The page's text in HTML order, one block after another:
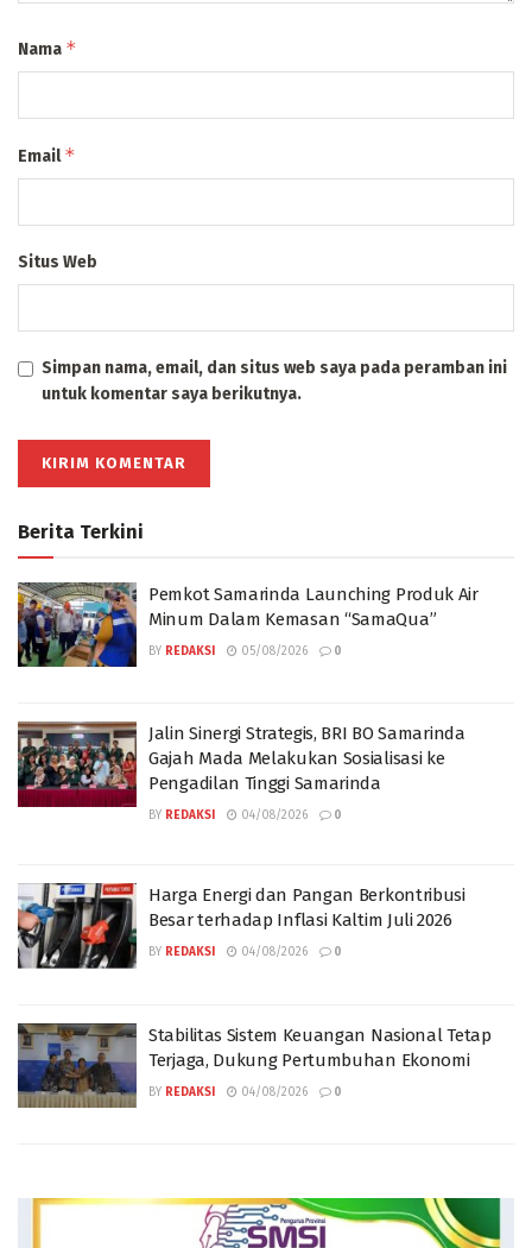
Nama *
Email*
Situs Web
Simpan nama, email, dan situs web saya pada peramban ini
untuk komentar saya berikutnya.
Berita Terkini
Pemkot Samarinda Launching Produk Air
Minum Dalam Kemasan “SamaQua”
BY REDAKSI 05/08/2026 0
Jalin Sinergi Strategis, BRI BO Samarinda
Gajah Mada Melakukan Sosialisasi ke
Pengadilan Tinggi Samarinda
BY REDAKSI 04/08/2026 0
Harga Energi dan Pangan Berkontribusi
Besar terhadap Inflasi Kaltim Juli 2026
BY REDAKSI 04/08/2026 0
Stabilitas Sistem Keuangan Nasional Tetap
Terjaga, Dukung Pertumbuhan Ekonomi
BY REDAKSI 04/08/2026 0